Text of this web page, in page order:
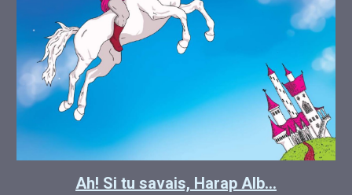
Ah! Si tu savais, Harap Alb...